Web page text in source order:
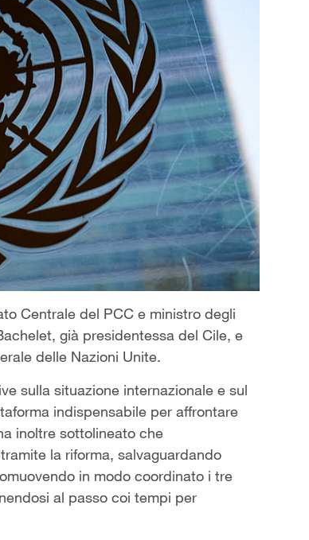
Centrale del PCC e ministro degli
già presidentessa del Cile, e
delle Nazioni Unite.
sulla situazione internazionale e sul
indispensabile per affrontare
inoltre sottolineato che
la riforma, salvaguardando
in modo coordinato i tre
al passo coi tempi per